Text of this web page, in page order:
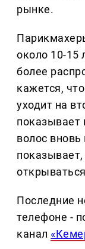
рынке.
около 10-15
более
кажется,
уходит на
показывает
волос
Последние
телефоне -
канал